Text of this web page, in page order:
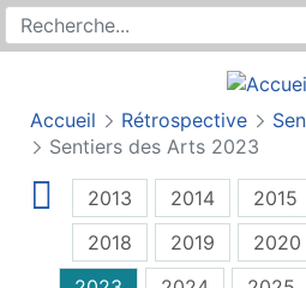
Recherche sur le site
Rechercher
Accueil Rétrospective
Sentiers des Arts 2023
2013 2014 2015
2018
2019 2020